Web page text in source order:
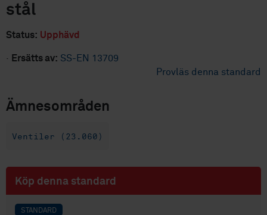
stål
Status: Upphävd
· Ersätts av: SS-EN 13709
Provläs denna standard
Ämnesområden
Ventiler (23.060)
Köp denna standard
STANDARD